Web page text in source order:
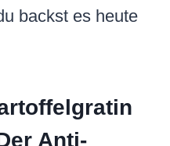
backst es heute
Anti-